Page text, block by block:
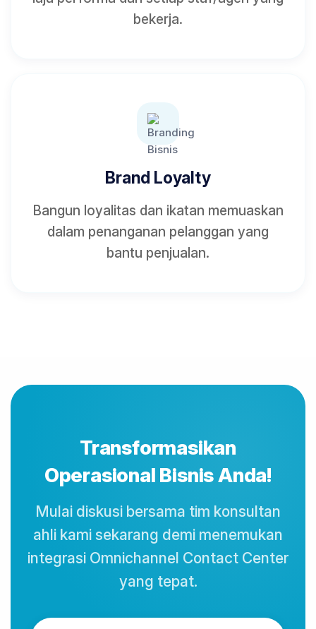
bekerja.
Brand Loyalty
Bangun loyalitas dan ikatan memuaskan
dalam penanganan pelanggan yang
bantu penjualan.
Transformasikan
Operasional Bisnis Anda!
Mulai diskusi bersama tim konsultan
ahli kami sekarang demi menemukan
integrasi Omnichannel Contact Center
yang tepat.